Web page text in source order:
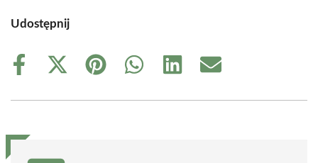
Udostępnij
Share
Share
(Twitter)
Share
Share
Share
Share